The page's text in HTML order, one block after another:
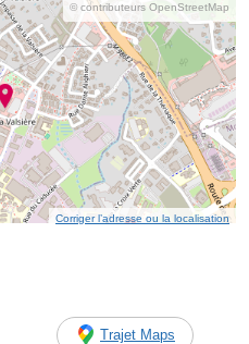
© contributeurs OpenStreetMap
Corriger l’adresse ou la localisation
Trajet Maps